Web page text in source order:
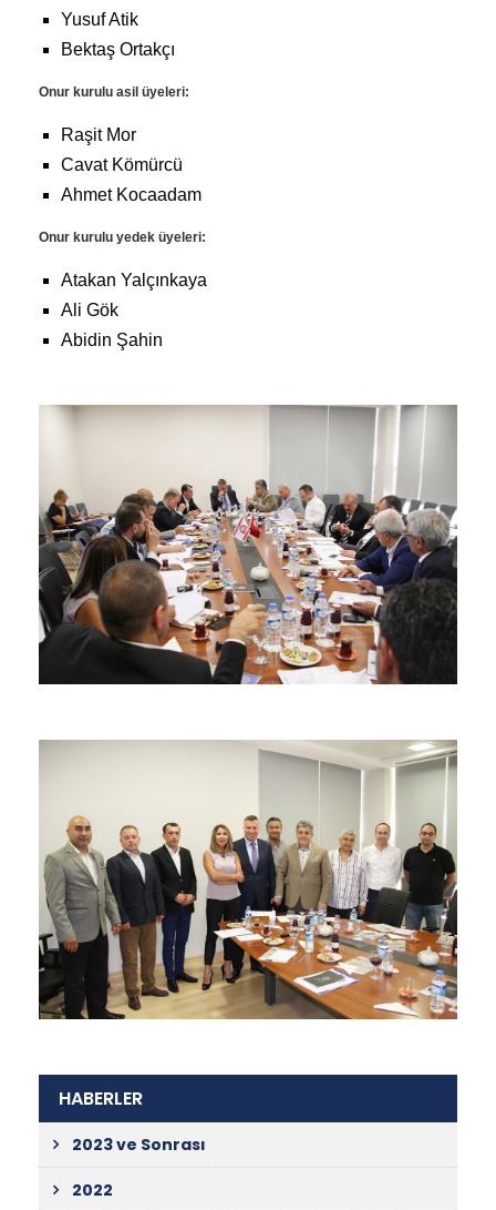
Yusuf Atik
Bektaş Ortakçı
Onur kurulu asil üyeleri:
Raşit Mor
Cavat Kömürcü
Ahmet Kocaadam
Onur kurulu yedek üyeleri:
Atakan Yalçınkaya
Ali Gök
Abidin Şahin
HABERLER
2023 ve Sonrası
2022